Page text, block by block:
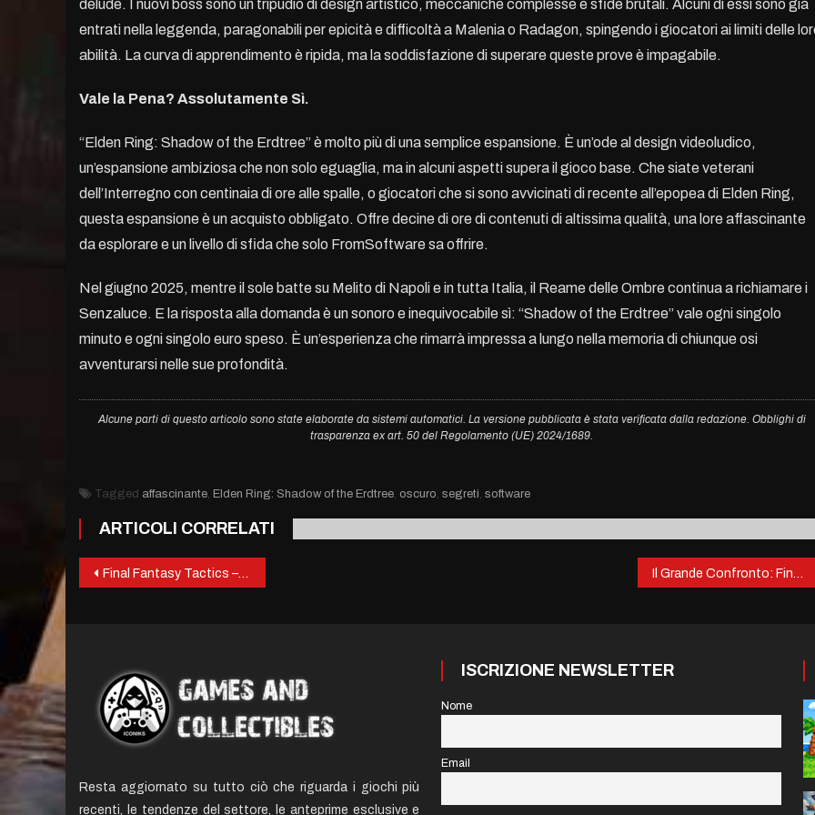
delude. I nuovi boss sono un tripudio di design artistico, meccaniche complesse e sfide brutali. Alcuni di essi sono già
entrati nella leggenda, paragonabili per epicità e difficoltà a Malenia o Radagon, spingendo i giocatori ai limiti delle
abilità. La curva di apprendimento è ripida, ma la soddisfazione di superare queste prove è impagabile.
Vale la Pena? Assolutamente Sì.
“Elden Ring: Shadow of the Erdtree” è molto più di una semplice espansione. È un’ode al design videoludico,
un’espansione ambiziosa che non solo eguaglia, ma in alcuni aspetti supera il gioco base. Che siate veterani
dell’Interregno con centinaia di ore alle spalle, o giocatori che si sono avvicinati di recente all’epopea di Elden Ring,
questa espansione è un acquisto obbligato. Offre decine di ore di contenuti di altissima qualità, una lore affascinante
da esplorare e un livello di sfida che solo FromSoftware sa offrire.
Nel giugno 2025, mentre il sole batte su Melito di Napoli e in tutta Italia, il Reame delle Ombre continua a richiamare i
Senzaluce. E la risposta alla domanda è un sonoro e inequivocabile sì: “Shadow of the Erdtree” vale ogni singolo
minuto e ogni singolo euro speso. È un’esperienza che rimarrà impressa a lungo nella memoria di chiunque osi
avventurarsi nelle sue profondità.
Alcune parti di questo articolo sono state elaborate da sistemi automatici. La versione pubblicata è stata verificata dalla redazione. Obblighi di
trasparenza ex art. 50 del Regolamento (UE) 2024/1689.
Tagged affascinante, Elden Ring: Shadow of the Erdtree, oscuro, segreti, software
ARTICOLI CORRELATI
Post
Final Fantasy Tactics – The Ivalice Chronicles Il Grande Confronto: Final Fantasy VII Remake vs. Final Fantasy VII Rebirth
Resta aggiornato su tutto ciò che riguarda i giochi più
recenti, le tendenze del settore, le anteprime esclusive e
ISCRIZIONE NEWSLETTER
Nome
Email